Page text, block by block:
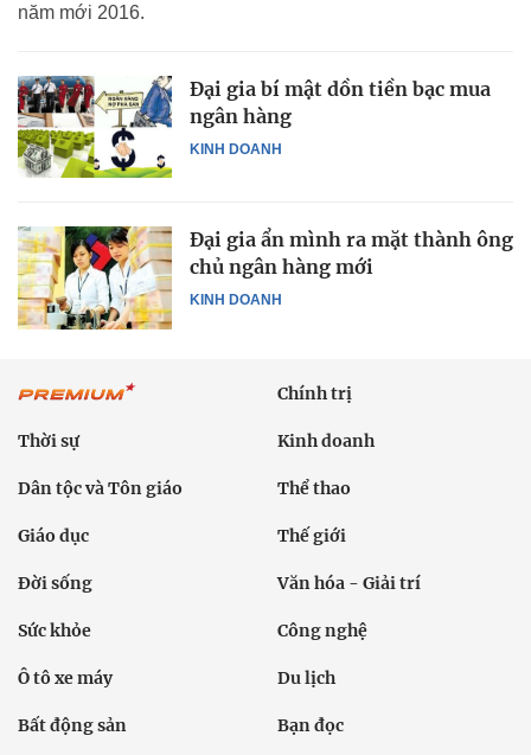
năm mới 2016.
KINH DOANH
Đại gia bí mật dồn tiền bạc mua
ngân hàng
KINH DOANH
Đại gia ẩn mình ra mặt thành ông
chủ ngân hàng mới
Chính trị
Thời sự Kinh doanh
Dân tộc và Tôn giáo Thể thao
Giáo dục Thế giới
Đời sống Văn hóa - Giải trí
Sức khỏe Công nghệ
Ô tô xe máy Du lịch
Bất động sản Bạn đọc